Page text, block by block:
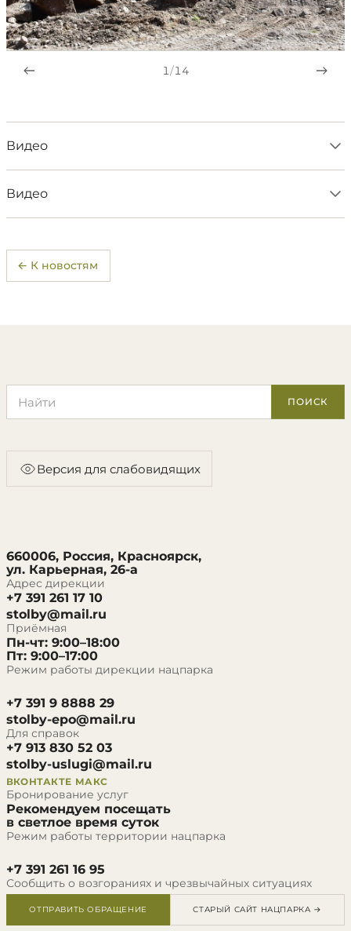
1/14
Видео
Видео
← К новостям
ПОИСК
Версия для слабовидящих
660006, Россия, Красноярск,
ул. Карьерная, 26-а
Адрес дирекции
+7 391 261 17 10
stolby@mail.ru
Приёмная
Пн-чт: 9:00–18:00
Пт: 9:00–17:00
Режим работы дирекции нацпарка
+7 391 9 8888 29
stolby-epo@mail.ru
Для справок
+7 913 830 52 03
stolby-uslugi@mail.ru
ВКОНТАКТЕ МАКС
Бронирование услуг
Рекомендуем посещать
в светлое время суток
Режим работы территории нацпарка
+7 391 261 16 95
Сообщить о возгораниях и чрезвычайных ситуациях
ОТПРАВИТЬ ОБРАЩЕНИЕ СТАРЫЙ САЙТ НАЦПАРКА →